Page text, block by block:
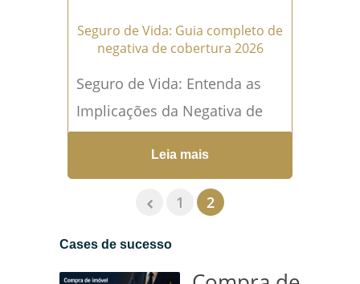
Seguro de Vida: Guia completo de
negativa de cobertura 2026
Seguro de Vida: Entenda as
Implicações da Negativa de
Cobertura O seguro de vida
negado é uma situação
angustiante que afeta
Leia mais →
Leia mais
1 2
Cases de sucesso